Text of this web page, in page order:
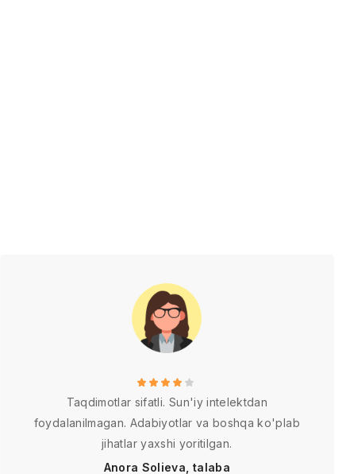
Taqdimotlar sifatli. Sun'iy intelektdan
foydalanilmagan. Adabiyotlar va boshqa ko'plab
jihatlar yaxshi yoritilgan.
Anora Solieva, talaba